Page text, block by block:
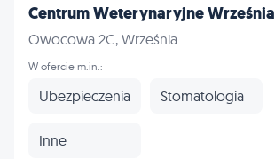
Centrum Weterynaryjne Września
Owocowa 2C, Września
W ofercie m.in.:
Ubezpieczenia Stomatologia
Inne